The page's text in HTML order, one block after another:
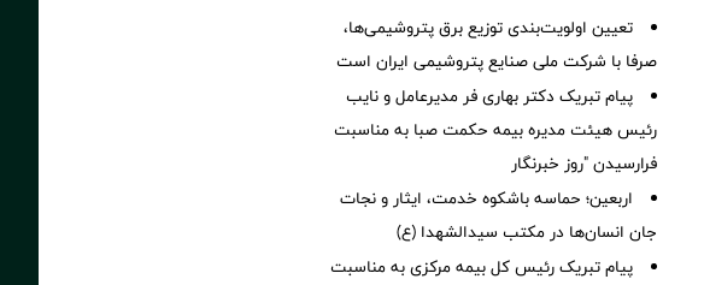
تعیین اولویت‌بندی توزیع برق پتروشیمی‌ها،
صرفا با شرکت ملی صنایع پتروشیمی ایران است
پیام تبریک دکتر بهاری فر مدیرعامل و نایب
رئیس هیئت مدیره بیمه حکمت صبا به مناسبت
فرارسیدن "روز خبرنگار
اربعین؛ حماسه باشکوه خدمت، ایثار و نجات
جان انسان‌ها در مکتب سیدالشهدا (ع)
پیام تبریک رئیس کل بیمه مرکزی به مناسبت